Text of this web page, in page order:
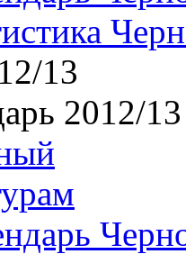
13
2012/13